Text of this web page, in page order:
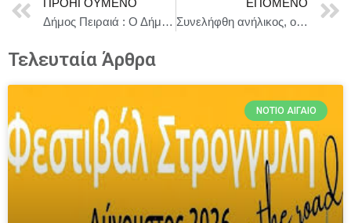
Δήμος Πειραιά : Ο Δήμος Πειραιά τιμά την Παγκόσμια Ημέρα της Μητέρας με εκδηλώσεις υψηλού συμβολισμού
Συνελήφθη ανήλικος, ο οποίος παρέλαβε δέμα με ναρκωτικά
Τελευταία Άρθρα
ΝΌΤΙΟ ΑΙΓΑΊΟ